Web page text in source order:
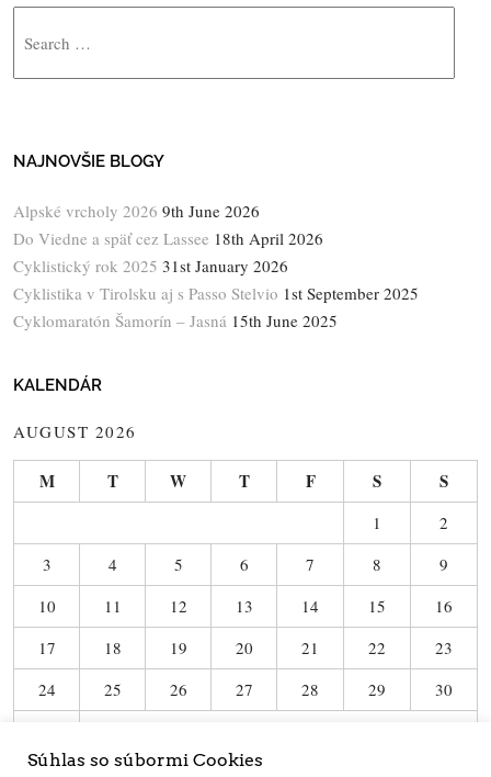
NAJNOVŠIE BLOGY
Alpské vrcholy 2026 9th June 2026
Do Viedne a späť cez Lassee 18th April 2026
Cyklistický rok 2025 31st January 2026
Cyklistika v Tirolsku aj s Passo Stelvio 1st September 2025
Cyklomaratón Šamorín – Jasná 15th June 2025
KALENDÁR
AUGUST 2026
M T W T F S S
1
2
3
4 5 6 7 8
9
10
11 12 13 14 15
16
17
18 19 20 21 22
23
24
25 26 27 28 29
30
« Jun
Súhlas so súbormi Cookies